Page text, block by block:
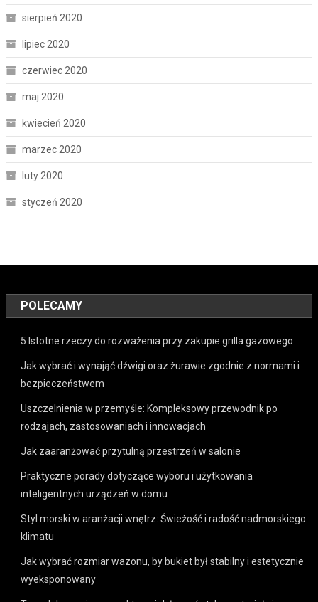
sierpień 2020
lipiec 2020
czerwiec 2020
maj 2020
kwiecień 2020
marzec 2020
luty 2020
styczeń 2020
POLECAMY
5 Istotne rzeczy do rozważenia przy zakupie grilla gazowego
Jak wybrać i wynająć dźwigi oraz żurawie zgodnie z normami i
bezpieczeństwem
Uszczelnienia w przemyśle: Kompleksowy przewodnik po
rodzajach, zastosowaniach i innowacjach
Jak zaaranżować przytulną przestrzeń w salonie
Praktyczne porady dotyczące wyboru i użytkowania
inteligentnych urządzeń w domu
Styl morski w aranżacji wnętrz: Świeżość i radość nadmorskiego
klimatu
Jak wybrać rozmiar wazonu, by bukiet był stabilny i estetycznie
wyeksponowany